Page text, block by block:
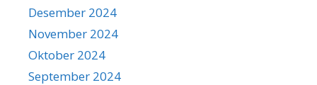
Desember 2024
November 2024
Oktober 2024
September 2024